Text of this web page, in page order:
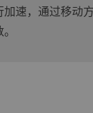
速，通过移动